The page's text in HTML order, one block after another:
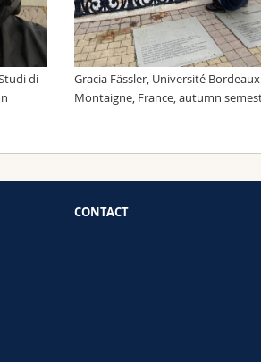
di
Gracia Fässler, Université Bordeaux
Montaigne, France, autumn
CONTACT